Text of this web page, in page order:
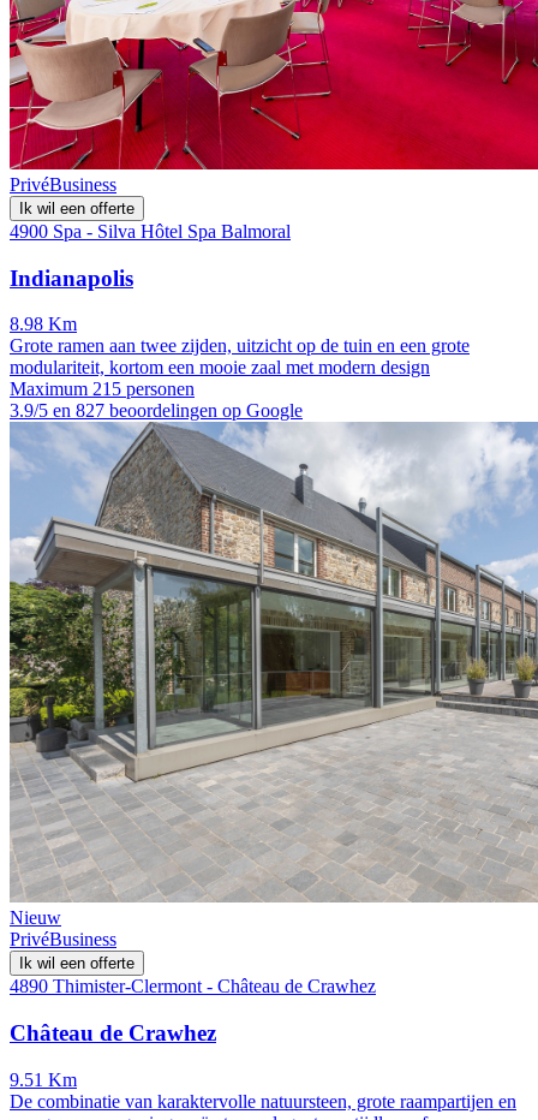
PrivéBusiness
Ik wil een offerte
4900 Spa - Silva Hôtel Spa Balmoral
Indianapolis
8.98 Km
Grote ramen aan twee zijden, uitzicht op de tuin en een grote
modulariteit, kortom een mooie zaal met modern design
Maximum 215 personen
3.9/5 en 827 beoordelingen op Google
Nieuw
PrivéBusiness
Ik wil een offerte
4890 Thimister-Clermont - Château de Crawhez
Château de Crawhez
9.51 Km
De combinatie van karaktervolle natuursteen, grote raampartijen en